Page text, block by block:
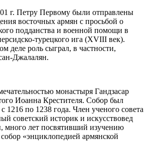
г. Петру Первому были отправлены
восточных армян с просьбой о
подданства и военной помощи в
турецкого ига (ХVIII век).
деле роль сыграл, в частности,
Джалалян.
монастыря Гандзасар
Иоанна Крестителя. Собор был
1216 по 1238 года. Член ученого совета
советский историк и искусствовед
много лет посвятивший изучению
«энциклопедией армянской